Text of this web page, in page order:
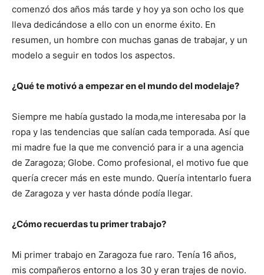
comenzó dos años más tarde y hoy ya son ocho los que
lleva dedicándose a ello con un enorme éxito. En
resumen, un hombre con muchas ganas de trabajar, y un
modelo a seguir en todos los aspectos.
¿Qué te motivó a empezar en el mundo del modelaje?
Siempre me había gustado la moda,me interesaba por la
ropa y las tendencias que salían cada temporada. Así que
mi madre fue la que me convenció para ir a una agencia
de Zaragoza; Globe. Como profesional, el motivo fue que
quería crecer más en este mundo. Quería intentarlo fuera
de Zaragoza y ver hasta dónde podía llegar.
¿Cómo recuerdas tu primer trabajo?
Mi primer trabajo en Zaragoza fue raro. Tenía 16 años,
mis compañeros entorno a los 30 y eran trajes de novio.